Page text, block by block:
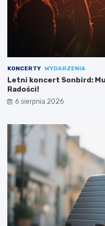
KONCERTY WYDARZENIA
Letni koncert Sonbird:
Radości!
6 sierpnia 2026